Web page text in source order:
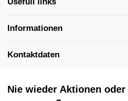
Informationen
Kontaktdaten
Nie wieder Aktionen oder